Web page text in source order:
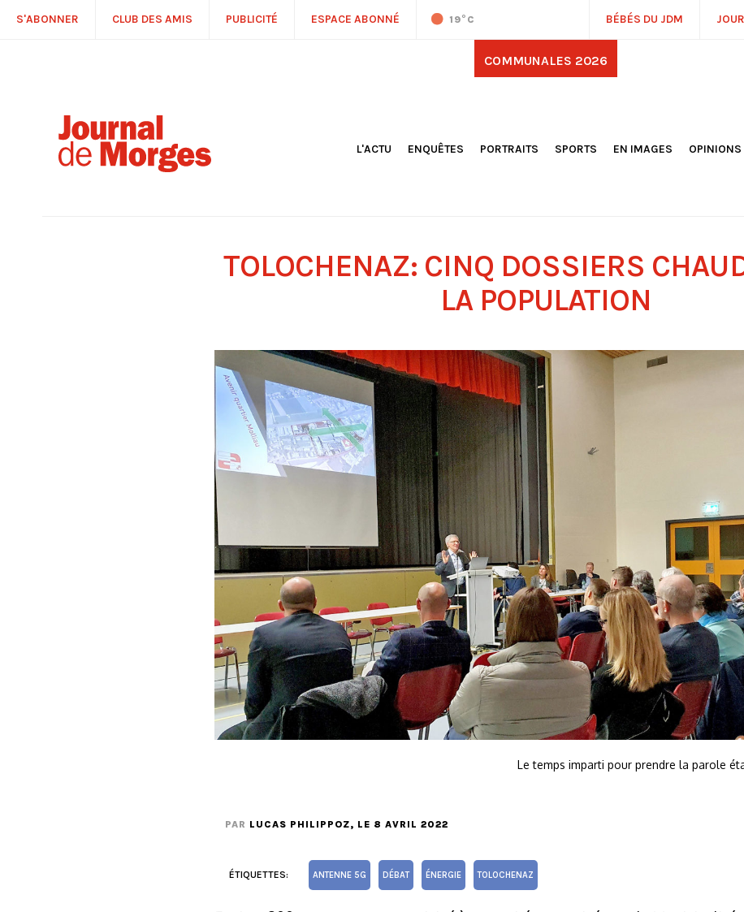
S'ABONNER CLUB DES AMIS PUBLICITÉ ESPACE ABONNÉ 19°C BÉBÉS DU JDM
COMMUNALES 2026
L'ACTU
CULTURE
PLANÈTE
ENQUÊTES PORTRAITS
SPORTS
EN IMAGES
OPINIONS
TOLOCHENAZ: CINQ DOSSIERS
LA POPULATION
Le temps imparti pour prendre la parole
PAR LUCAS PHILIPPOZ, LE 8 AVRIL 2022
ÉTIQUETTES: ANTENNE 5G DÉBAT ÉNERGIE TOLOCHENAZ